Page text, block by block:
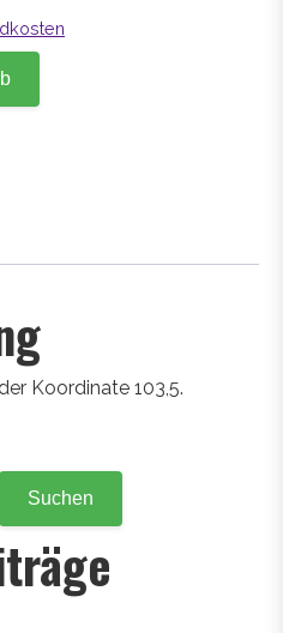
Koordinate 103,5.
Suchen